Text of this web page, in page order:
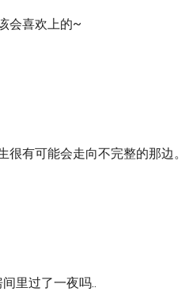
会喜欢上的~
有可能会走向不完整的那边。
里过了一夜吗..